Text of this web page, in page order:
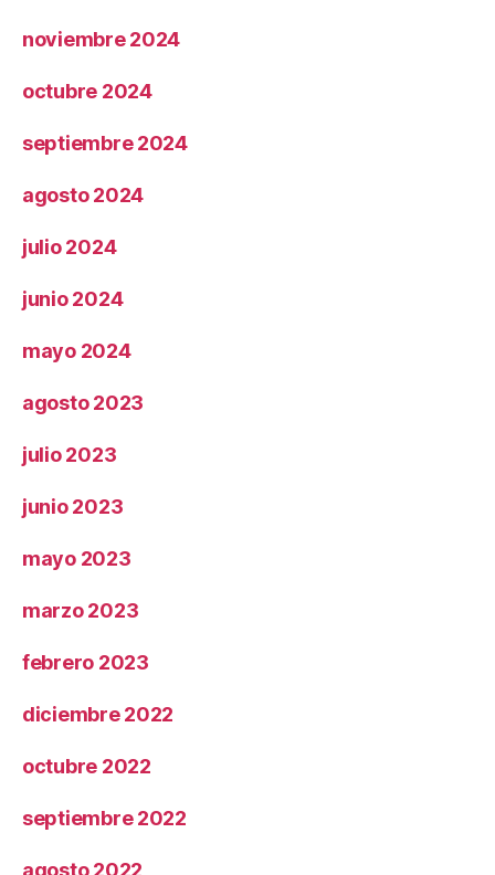
noviembre 2024
octubre 2024
septiembre 2024
agosto 2024
julio 2024
junio 2024
mayo 2024
agosto 2023
julio 2023
junio 2023
mayo 2023
marzo 2023
febrero 2023
diciembre 2022
octubre 2022
septiembre 2022
agosto 2022